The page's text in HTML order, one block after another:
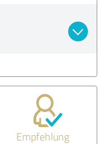
Empfehlung